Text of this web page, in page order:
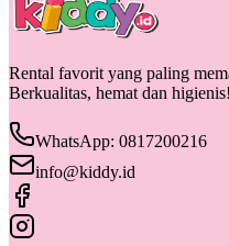
Rental favorit yang paling
Berkualitas, hemat dan higienis!
WhatsApp: 0817200216
info@kiddy.id